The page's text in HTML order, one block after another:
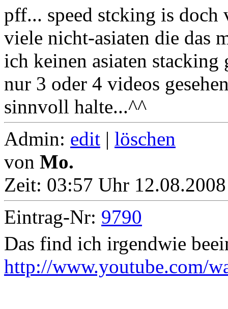
pff... speed stcking is doch
viele nicht-asiaten die das
ich keinen asiaten stacking
nur 3 oder 4 videos
sinnvoll halte...^^
Admin: edit | löschen
von Mo.
Zeit: 03:57 Uhr
Eintrag-Nr: 9790
Das find ich irgendwie
http://www.youtube.com/